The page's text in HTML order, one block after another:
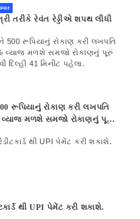
તરીકે રેવંત રેડ્ડીએ શપથ લીધી
રૂપિયાનું રોકાણ કરી લખપતિ
મળશે સમજો રોકાણનું પૂરું
થી UPI પેમેંટ કરી શકાશે.